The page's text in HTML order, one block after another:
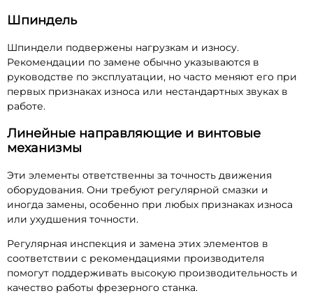
Шпиндель
Шпиндели подвержены нагрузкам и износу.
Рекомендации по замене обычно указываются в
руководстве по эксплуатации, но часто меняют его при
первых признаках износа или нестандартных звуках в
работе.
Линейные направляющие и винтовые
механизмы
Эти элементы ответственны за точность движения
оборудования. Они требуют регулярной смазки и
иногда замены, особенно при любых признаках износа
или ухудшения точности.
Регулярная инспекция и замена этих элементов в
соответствии с рекомендациями производителя
помогут поддерживать высокую производительность и
качество работы фрезерного станка.